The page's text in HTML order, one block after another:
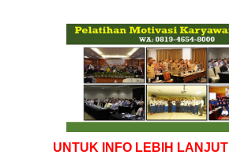
UNTUK INFO LEBIH LANJUT